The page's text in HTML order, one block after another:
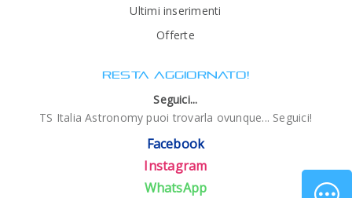
Ultimi inserimenti
Offerte
RESTA AGGIORNATO!
Seguici...
TS Italia Astronomy puoi trovarla ovunque... Seguici!
Facebook
Instagram
WhatsApp